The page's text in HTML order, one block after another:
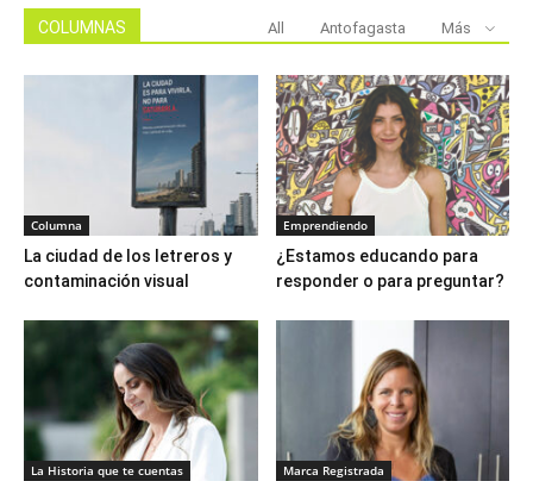
COLUMNAS All Antofagasta Más
Columna
La ciudad de los letreros y
contaminación visual
Emprendiendo
¿Estamos educando para
responder o para preguntar?
La Historia que te cuentas Marca Registrada